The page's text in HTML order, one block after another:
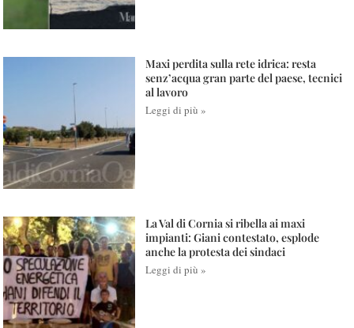
Maxi perdita sulla rete idrica: resta
senz’acqua gran parte del paese, tecnici
al lavoro
Leggi di più »
La Val di Cornia si ribella ai maxi
impianti: Giani contestato, esplode
anche la protesta dei sindaci
Leggi di più »